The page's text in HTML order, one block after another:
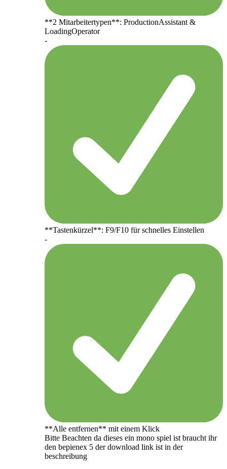
**2 Mitarbeitertypen**: ProductionAssistant &
LoadingOperator
-
**Tastenkürzel**: F9/F10 für schnelles Einstellen
-
**Alle entfernen** mit einem Klick
Bitte Beachten da dieses ein mono spiel ist braucht ihr
den bepienex 5 der download link ist in der
beschreibung